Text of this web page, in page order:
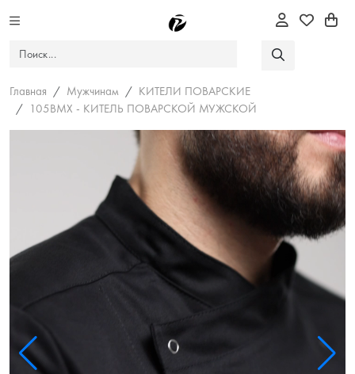
Главная Мужчинам
КИТЕЛИ ПОВАРСКИЕ
105BMX - КИТЕЛЬ ПОВАРСКОЙ МУЖСКОЙ